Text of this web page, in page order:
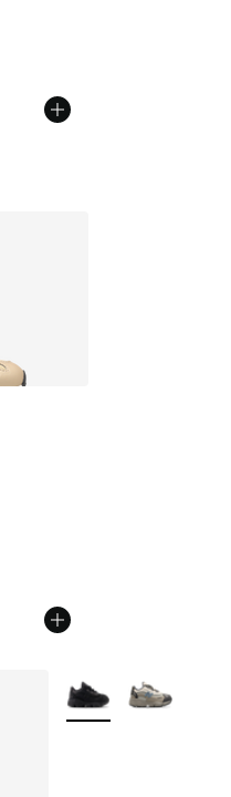
ist von € 80,00 auf €
Weitere Farben